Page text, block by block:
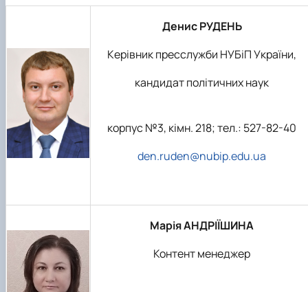
Денис РУДЕНЬ
Керівник пресслужби НУБіП України,
кандидат політичних наук
корпус №3, кімн. 218; тел.: 527-82-40
den.ruden@nubip.edu.ua
Марія АНДРІЇШИНА
Контент менеджер